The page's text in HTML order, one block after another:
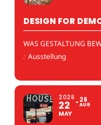
DESIGN FOR
WAS GESTALTUNG
: Ausstellung
2026
22
MAY
26
AUG